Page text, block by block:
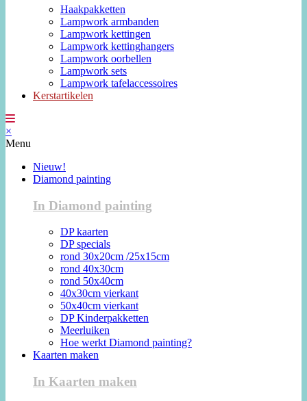
Haakpakketten
Lampwork armbanden
Lampwork kettingen
Lampwork kettinghangers
Lampwork oorbellen
Lampwork sets
Lampwork tafelaccessoires
Kerstartikelen
×
Menu
Nieuw!
Diamond painting
In Diamond painting
DP kaarten
DP specials
rond 30x20cm /25x15cm
rond 40x30cm
rond 50x40cm
40x30cm vierkant
50x40cm vierkant
DP Kinderpakketten
Meerluiken
Hoe werkt Diamond painting?
Kaarten maken
In Kaarten maken